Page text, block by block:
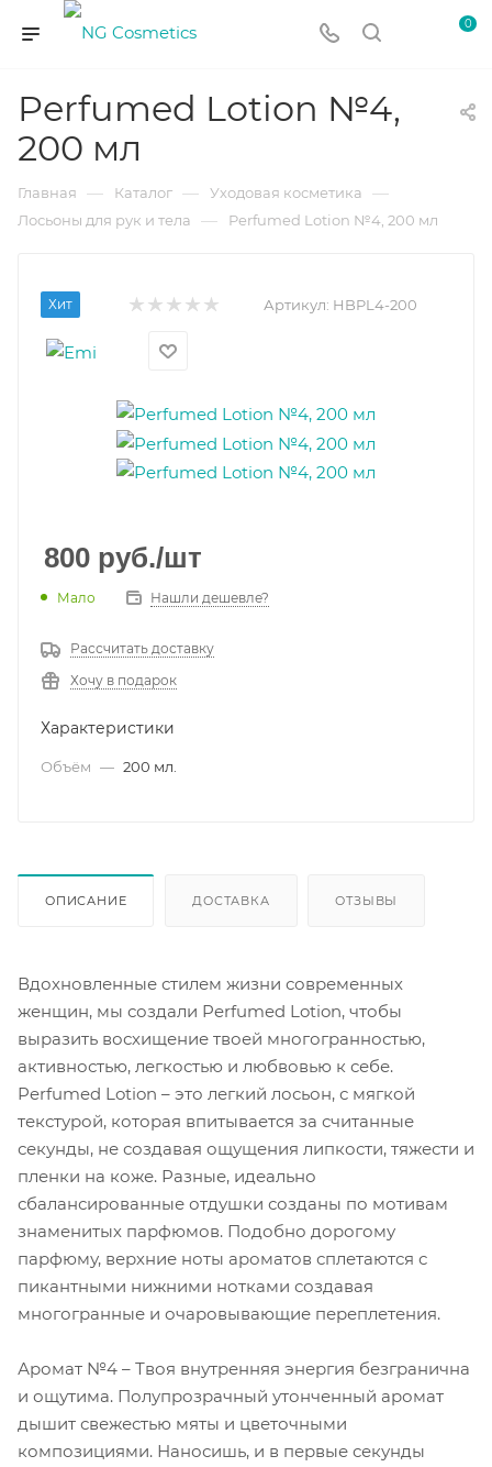
0
Perfumed Lotion №4,
200 мл
Главная — Каталог — Уходовая косметика —
Лосьоны для рук и тела — Perfumed Lotion №4, 200 мл
Хит Артикул: HBPL4-200
800 руб./шт
Мало Нашли дешевле?
Рассчитать доставку
Хочу в подарок
Характеристики
Объём — 200 мл.
ОПИСАНИЕ ДОСТАВКА ОТЗЫВЫ
Вдохновленные стилем жизни современных
женщин, мы создали Perfumed Lotion, чтобы
выразить восхищение твоей многогранностью,
активностью, легкостью и любвовью к себе.
Perfumed Lotion – это легкий лосьон, с мягкой
текстурой, которая впитывается за считанные
секунды, не создавая ощущения липкости, тяжести и
пленки на коже. Разные, идеально
сбалансированные отдушки созданы по мотивам
знаменитых парфюмов. Подобно дорогому
парфюму, верхние ноты ароматов сплетаются с
пикантными нижними нотками создавая
многогранные и очаровывающие переплетения.
Аромат №4 – Твоя внутренняя энергия безгранична
и ощутима. Полупрозрачный утонченный аромат
дышит свежестью мяты и цветочными
композициями. Наносишь, и в первые секунды